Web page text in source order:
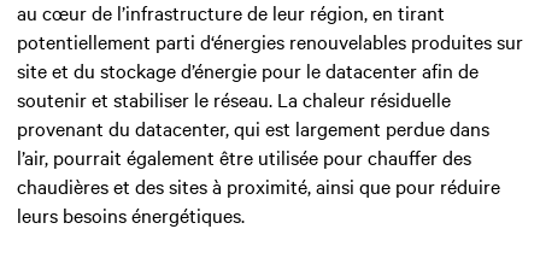
au cœur de l’infrastructure de leur région, en tirant
potentiellement parti d‘énergies renouvelables produites sur
site et du stockage d’énergie pour le datacenter afin de
soutenir et stabiliser le réseau. La chaleur résiduelle
provenant du datacenter, qui est largement perdue dans
l’air, pourrait également être utilisée pour chauffer des
chaudières et des sites à proximité, ainsi que pour réduire
leurs besoins énergétiques.